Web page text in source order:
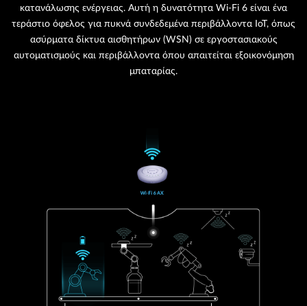
κατανάλωσης ενέργειας. Αυτή η δυνατότητα Wi-Fi 6 είναι ένα
τεράστιο όφελος για πυκνά συνδεδεμένα περιβάλλοντα IoT, όπως
ασύρματα δίκτυα αισθητήρων (WSN) σε εργοστασιακούς
αυτοματισμούς και περιβάλλοντα όπου απαιτείται εξοικονόμηση
μπαταρίας.